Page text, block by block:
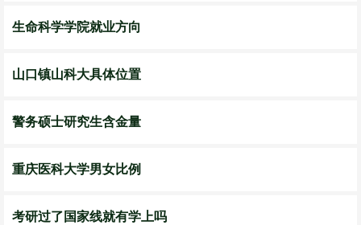
生命科学学院就业方向
山口镇山科大具体位置
警务硕士研究生含金量
重庆医科大学男女比例
考研过了国家线就有学上吗